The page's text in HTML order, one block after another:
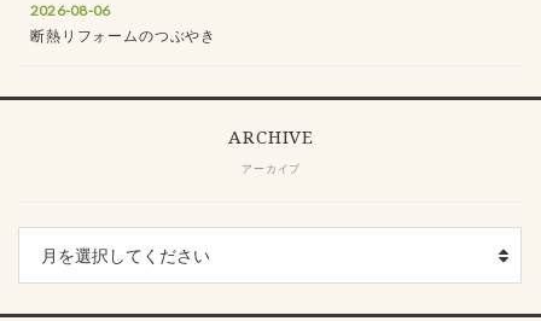
2026-08-06
断熱リフォームのつぶやき
ARCHIVE
アーカイブ